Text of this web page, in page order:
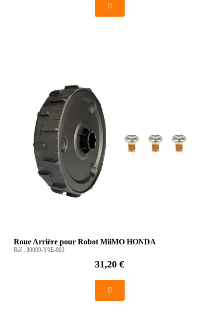
Roue Arrière pour Robot MiiMO HONDA
Réf : 80009-Y0E-003
31,20 €